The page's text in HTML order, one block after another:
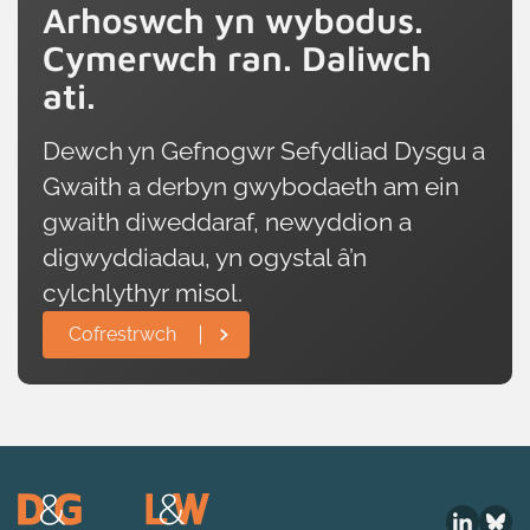
Arhoswch yn wybodus.
Cymerwch ran. Daliwch
ati.
Dewch yn Gefnogwr Sefydliad Dysgu a
Gwaith a derbyn gwybodaeth am ein
gwaith diweddaraf, newyddion a
digwyddiadau, yn ogystal â’n
cylchlythyr misol.
Cofrestrwch